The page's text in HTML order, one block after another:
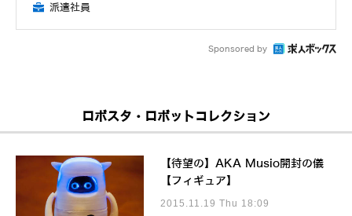
派遣社員
Sponsored by
ロボスタ・ロボットコレクション
【待望の】AKA Musio開封の儀
【フィギュア】
2015.11.19 Thu 18:09